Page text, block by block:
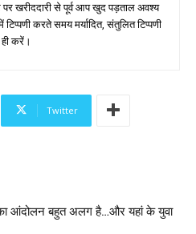
खरीददारी से पूर्व आप खुद पड़ताल अवश्य
करते समय मर्यादित, संतुलित टिप्पणी
ही करें।
Twitter
आंदोलन बहुत अलग है…और यहां के युवा